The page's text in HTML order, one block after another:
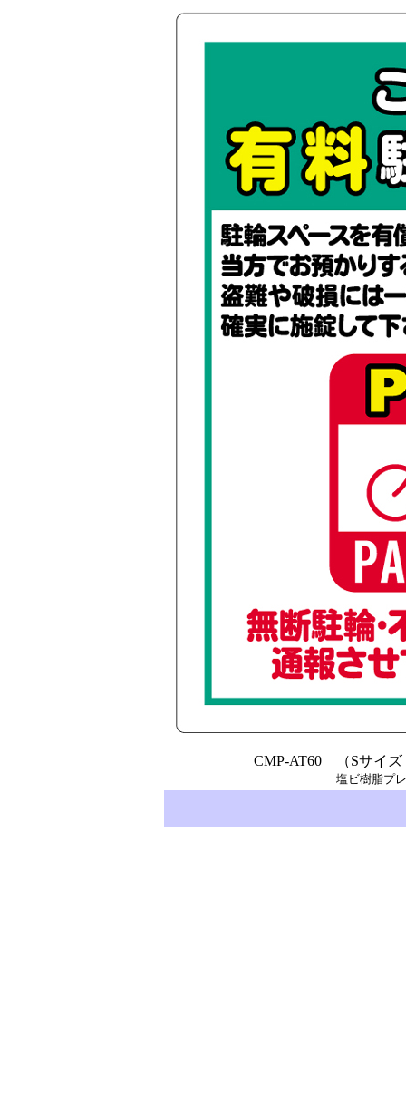
CMP-AT60 （Sサイズ
塩ビ樹脂プ